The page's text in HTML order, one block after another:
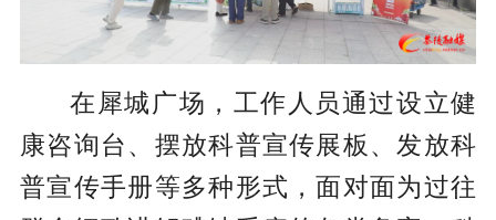
在犀城广场，工作人员通过设立健
康咨询台、摆放科普宣传展板、发放科
普宣传手册等多种形式，面对面为过往